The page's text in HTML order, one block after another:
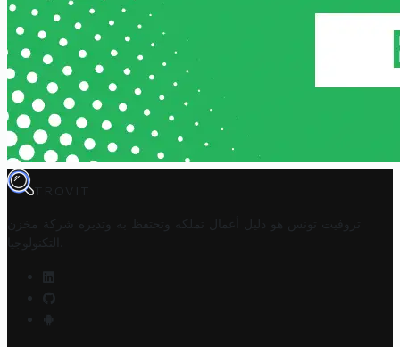
TROVIT
تروفيت تونس هو دليل أعمال تملكه وتحتفظ به وتديره
شركة مخزن
التكنولوجيا